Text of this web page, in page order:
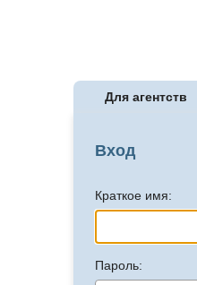
Для агентств
Вход
Краткое имя:
Пароль: